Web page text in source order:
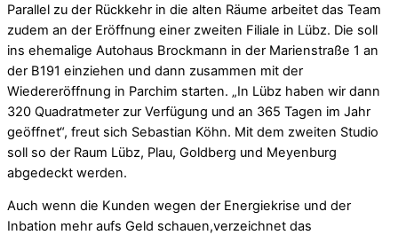
Parallel zu der Rückkehr in die alten Räume arbeitet das Team
zudem an der Eröffnung einer zweiten Filiale in Lübz. Die soll
ins ehemalige Autohaus Brockmann in der Marienstraße 1 an
der B191 einziehen und dann zusammen mit der
Wiedereröffnung in Parchim starten. „In Lübz haben wir dann
320 Quadratmeter zur Verfügung und an 365 Tagen im Jahr
geöffnet“, freut sich Sebastian Köhn. Mit dem zweiten Studio
soll so der Raum Lübz, Plau, Goldberg und Meyenburg
abgedeckt werden.
Auch wenn die Kunden wegen der Energiekrise und der
Inbation mehr aufs Geld schauen,verzeichnet das